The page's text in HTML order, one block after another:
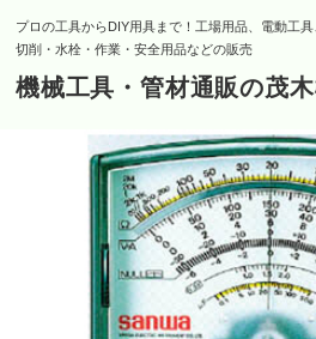
プロの工具からDIY用具まで！工場用品、電動工具
切削・水栓・作業・安全用品などの販売
機械工具・管材通販の茂